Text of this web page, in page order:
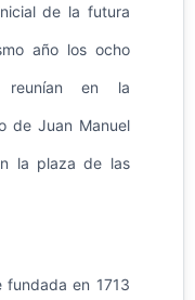
de la futura
año los ocho
en la
de Juan Manuel
la plaza de las
fundada en 1713